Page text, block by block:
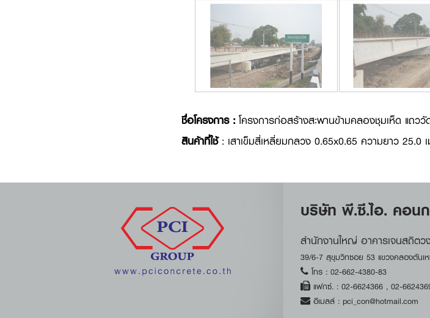
ชื่อโครงการ : โครงการก่อสร้างสะพานข้ามคลองชุมเห็ด แถ
สินค้าที่ใช้: เสาเข็มสี่เหลี่ยมกลวง 0.65x0.65 ความยาว 25.0
บริษัท พี.ซี.ไอ. คอน
สำนักงานใหญ่ อาคารเจนสถิตว
39/6-7 สุขุมวิทซอย 53 แขวงคลองตันเ
โทร : 02-662-4380-83
แฟกซ์. : 02-6624366 , 02-
อีเมลล์ : pci_con@hotmail.com